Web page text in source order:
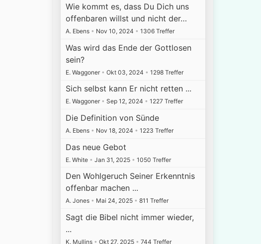
Wie kommt es, dass Du Dich uns
offenbaren willst und nicht der…
A. Ebens • Nov 10, 2024 • 1306 Treffer
Was wird das Ende der Gottlosen
sein?
E. Waggoner • Okt 03, 2024 • 1298 Treffer
Sich selbst kann Er nicht retten ...
E. Waggoner • Sep 12, 2024 • 1227 Treffer
Die Definition von Sünde
A. Ebens • Nov 18, 2024 • 1223 Treffer
Das neue Gebot
E. White • Jan 31, 2025 • 1050 Treffer
Den Wohlgeruch Seiner Erkenntnis
offenbar machen ...
A. Jones • Mai 24, 2025 • 811 Treffer
Sagt die Bibel nicht immer wieder,
...
K. Mullins • Okt 27, 2025 • 744 Treffer